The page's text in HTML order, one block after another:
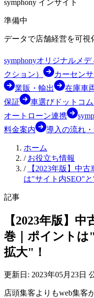
symphony インサイト
準備中
データで店舗経営を可視
symphonyオリジナルメデ
クション）
カーセン
業販・輸出
在庫車
保証
車選びドットコ
オートローン連携
料金案内
導入の流れ
ホーム
/ お役立ち情報
/
【2023年版】中
は"サイト内SEO"
記事
【2023年版】
巻｜ポイント
拡大"！
更新日: 2023年05月23日
店頭集客よりもweb集客